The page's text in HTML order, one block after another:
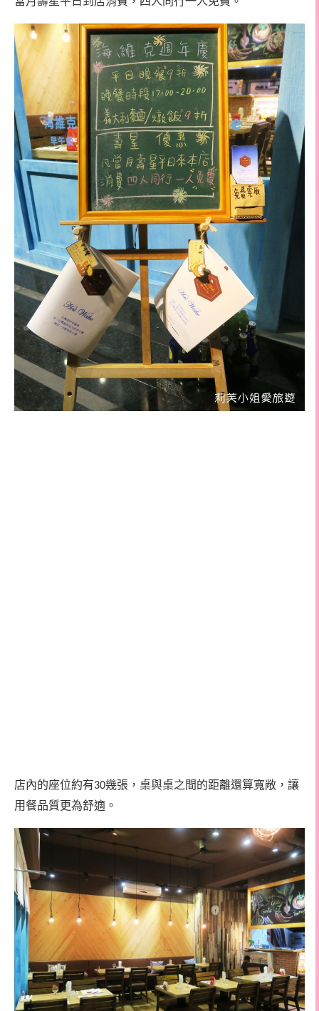
店內的座位約有30幾張，桌與桌之間的距離還算寬敞，讓
用餐品質更為舒適。